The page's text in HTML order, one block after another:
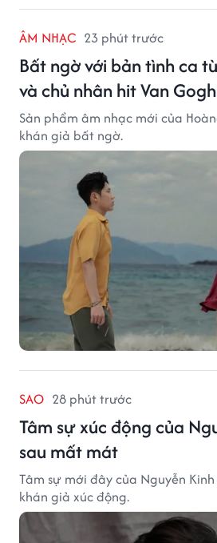
ÂM NHẠC 23 phút trước
Bất ngờ với bản tình ca
và chủ nhân hit Van Gogh
Sản phẩm âm nhạc mới của
khán giả bất ngờ.
SAO 28 phút trước
Tâm sự xúc động của
sau mất mát
Tâm sự mới đây của Nguyễn
khán giả xúc động.